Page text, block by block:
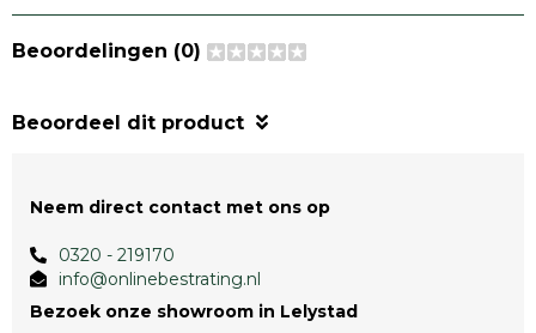
Beoordelingen (0)
Beoordeel dit product
Neem direct contact met ons op
0320 - 219170
info@onlinebestrating.nl
Bezoek onze showroom in Lelystad